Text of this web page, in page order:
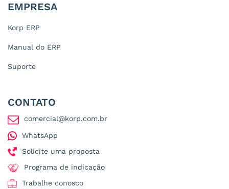
EMPRESA
Korp ERP
Manual do ERP
Suporte
CONTATO
comercial@korp.com.br
WhatsApp
Solicite uma proposta
Programa de indicação
Trabalhe conosco